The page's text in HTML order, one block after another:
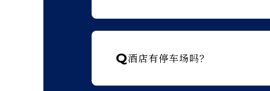
Q酒店有停车场吗？